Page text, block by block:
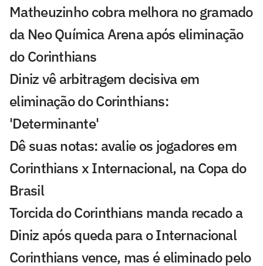
Matheuzinho cobra melhora no gramado
da Neo Química Arena após eliminação
do Corinthians
Diniz vê arbitragem decisiva em
eliminação do Corinthians:
'Determinante'
Dê suas notas: avalie os jogadores em
Corinthians x Internacional, na Copa do
Brasil
Torcida do Corinthians manda recado a
Diniz após queda para o Internacional
Corinthians vence, mas é eliminado pelo